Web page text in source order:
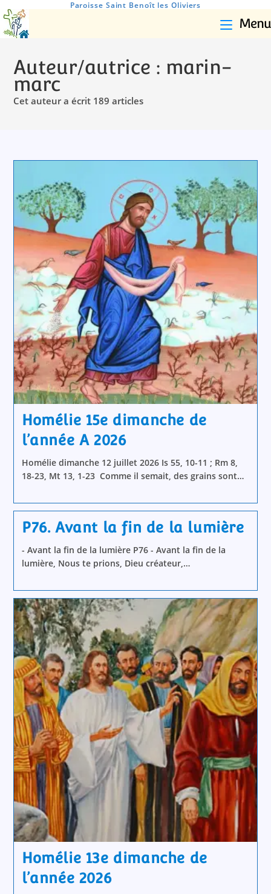
Paroisse Saint Benoît les Oliviers
Menu
Auteur/autrice : marin-
marc
Cet auteur a écrit 189 articles
Homélie 15e dimanche de
l’année A 2026
Homélie dimanche 12 juillet 2026 Is 55, 10-11 ; Rm 8,
18-23, Mt 13, 1-23 Comme il semait, des grains sont…
P76. Avant la fin de la lumière
- Avant la fin de la lumière P76 - Avant la fin de la
lumière, Nous te prions, Dieu créateur,…
Homélie 13e dimanche de
l’année 2026